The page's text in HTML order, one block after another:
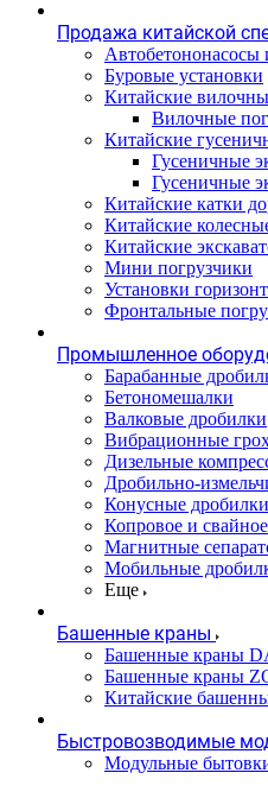
Продажа китайской
Автобетононасосы
Буровые установки
Китайские
Вилочные
Китайские
Гусеничные
Гусеничные
Китайские катки
Китайские
Китайские
Мини погрузчики
Установки
Фронтальные
Промышленное
Барабанные
Бетономешалки
Валковые дробилки
Вибрационные
Дизельные
Дробильно-
Конусные дробилки
Копровое и
Магнитные
Мобильные
Еще
Башенные краны
Башенные краны
Башенные краны
Китайские
Быстровозводимые
Модульные